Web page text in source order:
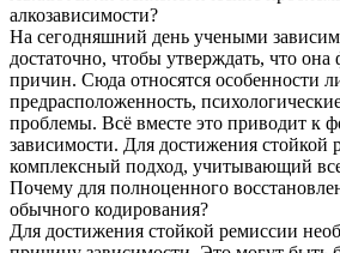
алкозависимости?
На сегодняшний день учеными
достаточно, чтобы утверждать, что
причин. Сюда относятся особенности
предрасположенность,
проблемы. Всё вместе это приводит к
зависимости. Для достижения стойкой
комплексный подход, учитывающий
Почему для полноценного
обычного кодирования?
Для достижения стойкой ремиссии